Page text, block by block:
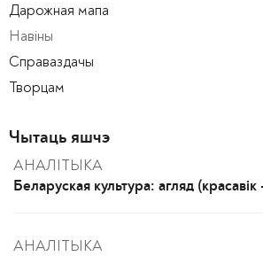
Дарожная мапа
Навіны
Справаздачы
Творцам
Чытаць яшчэ
АНАЛІТЫКА
Беларуская культура: агляд
АНАЛІТЫКА